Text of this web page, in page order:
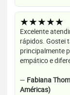
★★★★★
Excelente
rápidos. Gostei
principalmente
empático e
— Fabiana
Américas)